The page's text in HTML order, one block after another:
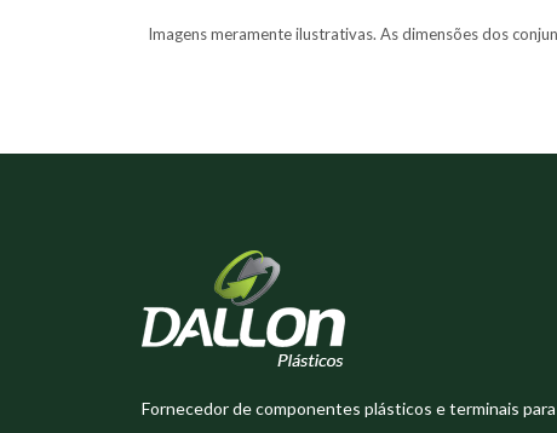
Imagens meramente ilustrativas. As dimensões dos
Fornecedor de componentes plásticos e terminais